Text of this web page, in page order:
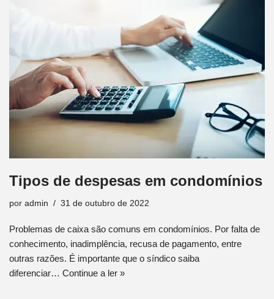
Tipos de despesas em condomínios
por admin 31 de outubro de 2022
Problemas de caixa são comuns em condomínios. Por falta de
conhecimento, inadimplência, recusa de pagamento, entre
outras razões. É importante que o síndico saiba
diferenciar… Continue a ler »